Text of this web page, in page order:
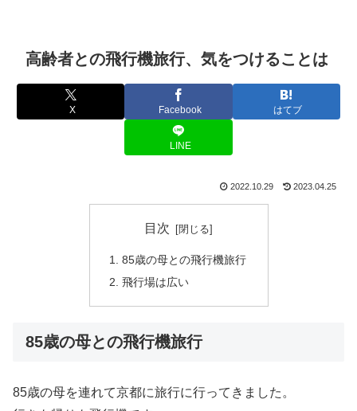
高齢者との飛行機旅行、気をつけることは
X Facebook はてブ
LINE
2022.10.29 2023.04.25
目次
85歳の母との飛行機旅行
飛行場は広い
85歳の母との飛行機旅行
85歳の母を連れて京都に旅行に行ってきました。